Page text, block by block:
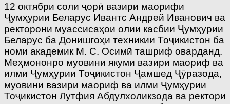
12 октябри соли ҷорӣ вазири маорифи
Ҷумҳурии Беларус Ивантс Андрей Иванович ва
ректорони муассисаҳои олии касбии Ҷумҳурии
Беларус ба Донишгоҳи техникии Тоҷикистон ба
номи академик М. С. Осимӣ ташриф оварданд.
Меҳмононро муовини якуми вазири маориф ва
илми Ҷумҳурии Тоҷикистон Ҷамшед Ҷӯразода,
муовини вазири маориф ва илми Ҷумҳурии
Тоҷикистон Лутфия Абдулхоликзода ва ректори